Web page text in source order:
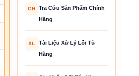
CH
Tra Cứu Sản Phẩm Chính
Hãng
XL
Tài Liệu Xử Lý Lỗi Từ
Hãng